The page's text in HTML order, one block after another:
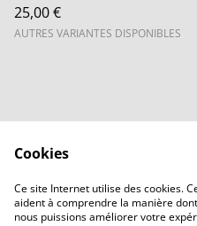
25,00 €
AUTRES VARIANTES DISPONIBLES
Privacy Policy
Cookies
Ce site Internet utilise des cookies.
aident à comprendre la manière
nous puissions améliorer votre